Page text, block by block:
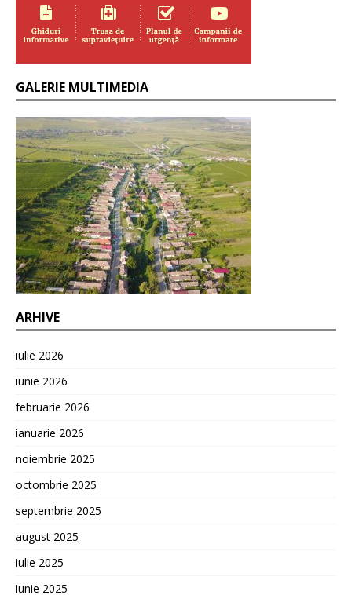
GALERIE MULTIMEDIA
ARHIVE
iulie 2026
iunie 2026
februarie 2026
ianuarie 2026
noiembrie 2025
octombrie 2025
septembrie 2025
august 2025
iulie 2025
iunie 2025